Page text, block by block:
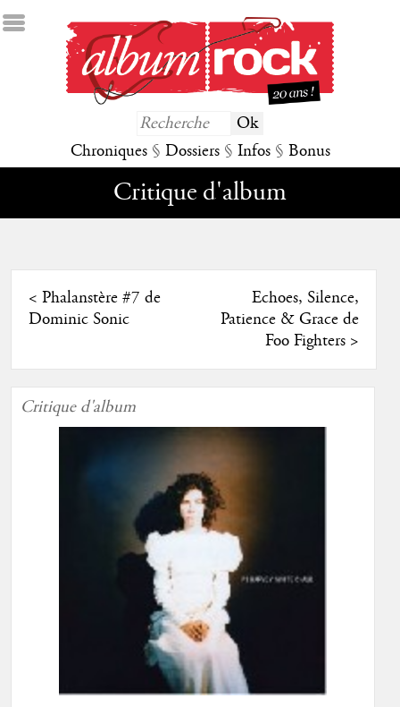
Chroniques § Dossiers § Infos § Bonus
Critique d'album
< Phalanstère #7 de
Dominic Sonic
Echoes, Silence,
Patience & Grace de
Foo Fighters>
Critique d'album